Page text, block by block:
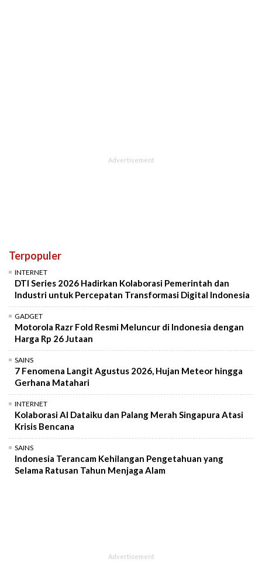
Terpopuler
INTERNET
DTI Series 2026 Hadirkan Kolaborasi Pemerintah dan
Industri untuk Percepatan Transformasi Digital Indonesia
GADGET
Motorola Razr Fold Resmi Meluncur di Indonesia dengan
Harga Rp 26 Jutaan
SAINS
7 Fenomena Langit Agustus 2026, Hujan Meteor hingga
Gerhana Matahari
INTERNET
Kolaborasi AI Dataiku dan Palang Merah Singapura Atasi
Krisis Bencana
SAINS
Indonesia Terancam Kehilangan Pengetahuan yang
Selama Ratusan Tahun Menjaga Alam